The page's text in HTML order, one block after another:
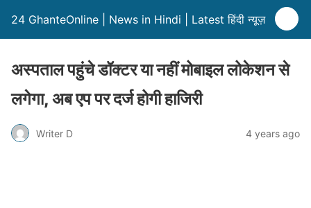
24 GhanteOnline | News in Hindi | Latest हिंदी न्यूज़
अस्पताल पहुंचे डॉक्टर या नहीं मोबाइल लोकेशन से
लगेगा, अब एप पर दर्ज होगी हाजिरी
Writer D 4 years ago